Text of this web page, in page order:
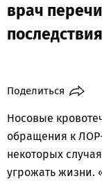
врач
последствия
Поделиться
Носовые
обращения к
некоторых
угрожать жизни.